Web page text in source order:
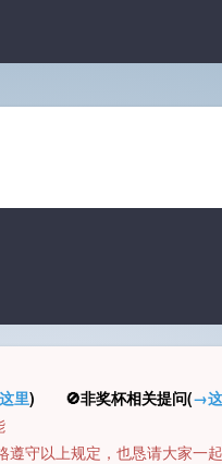
里) 🚫非奖杯相关提问(→
遵守以上规定，也恳请大家一